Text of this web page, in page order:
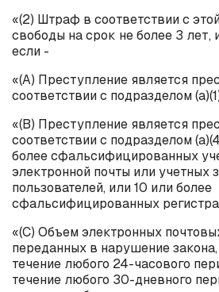
«(2) Штраф в соответствии с
свободы на срок не более 3 лет,
если -
«(A) Преступление является
соответствии с подразделом (a
«(B) Преступление является
соответствии с подразделом (a
более сфальсифицированных
электронной почты или учетных
пользователей, или 10 или более
сфальсифицированных
«(C) Объем электронных
переданных в нарушение
течение любого 24-часового
течение любого 30-дневного